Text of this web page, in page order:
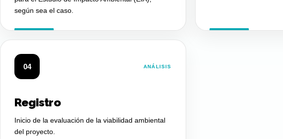
según sea el caso.
04 ANÁLISIS
Registro
Inicio de la evaluación de la viabilidad ambiental
del proyecto.